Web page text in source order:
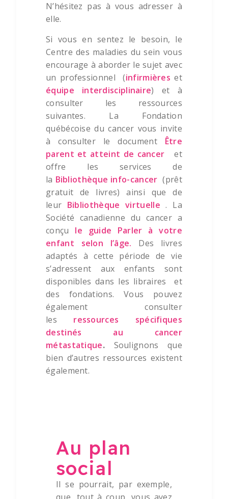
N’hésitez pas à vous adresser à
elle.
Si vous en sentez le besoin, le
Centre des maladies du sein vous
encourage à aborder le sujet avec
un professionnel (infirmières et
équipe interdisciplinaire) et à
consulter les ressources
suivantes. La Fondation
québécoise du cancer vous invite
à consulter le document Être
parent et atteint de cancer et
offre les services de
la Bibliothèque info-cancer (prêt
gratuit de livres) ainsi que de
leur Bibliothèque virtuelle. La
Société canadienne du cancer a
conçu le guide Parler à votre
enfant selon l’âge. Des livres
adaptés à cette période de vie
s’adressent aux enfants sont
disponibles dans les libraires et
des fondations. Vous pouvez
également consulter
les ressources spécifiques
destinés au cancer
métastatique.Soulignons que
bien d’autres ressources existent
également.
Au plan
social
Il se pourrait, par exemple,
que, tout à coup, vous ayez